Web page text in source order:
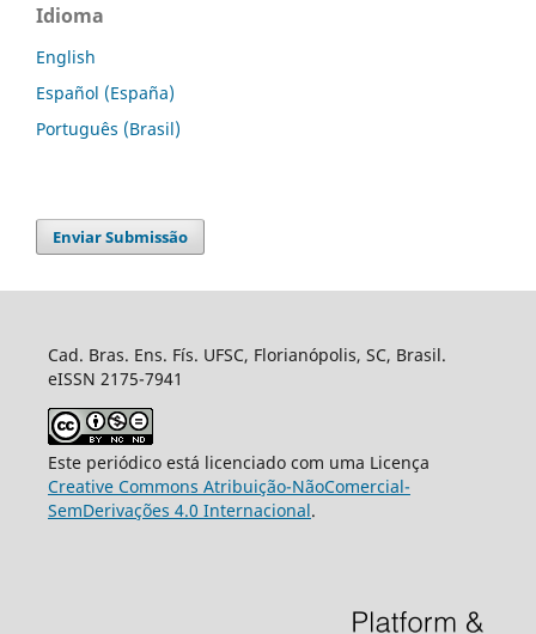
Idioma
English
Español (España)
Português (Brasil)
Enviar Submissão
Cad. Bras. Ens. Fís. UFSC, Florianópolis, SC, Brasil.
eISSN 2175-7941
Este periódico está licenciado com uma Licença
Creative Commons Atribuição-NãoComercial-
SemDerivações 4.0 Internacional.